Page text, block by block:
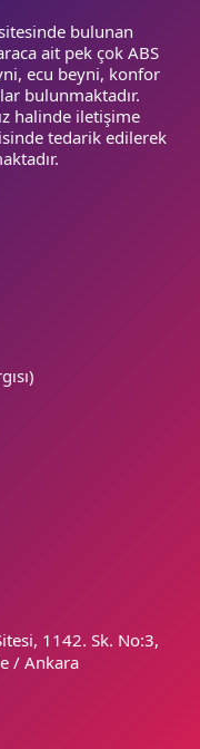
bulunan
ait pek çok ABS
ecu beyni, konfor
bulunmaktadır.
halinde iletişime
tedarik edilerek
1142. Sk. No:3,
/ Ankara